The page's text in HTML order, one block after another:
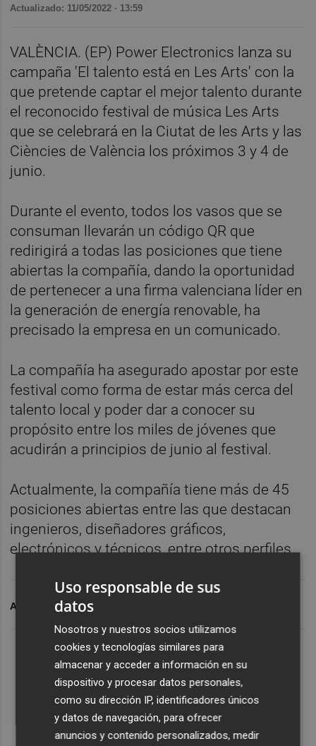
Actualizado: 11/05/2022 · 13:59
VALÈNCIA. (EP) Power Electronics lanza su
campaña 'El talento está en Les Arts' con la
que pretende captar el mejor talento durante
el reconocido festival de música Les Arts
que se celebrará en la Ciutat de les Arts y las
Ciències de València los próximos 3 y 4 de
junio.
Durante el evento, todos los vasos que se
consuman llevarán un código QR que
redirigirá a todas las posiciones que tiene
abiertas la compañía, dando la oportunidad
de pertenecer a una firma valenciana líder en
la generación de energía renovable, ha
precisado la empresa en un comunicado.
La compañía ha asegurado apostar por este
festival como forma de estar más cerca del
talento local y poder dar a conocer su
propósito entre los miles de jóvenes que
acudirán a principios de junio al festival.
Actualmente, la compañía tiene más de 45
posiciones abiertas entre las que destacan
ingenieros, diseñadores gráficos,
electrónicos y técnicos, entre otros perfiles.
ARCHIVADO EN POWER ELECTRONICS
Uso responsable de sus
datos
Nosotros y nuestros socios utilizamos
cookies y tecnologías similares para
almacenar y acceder a información en su
dispositivo y procesar datos personales,
como su dirección IP, identificadores únicos
y datos de navegación, para ofrecer
anuncios y contenido personalizados, medir